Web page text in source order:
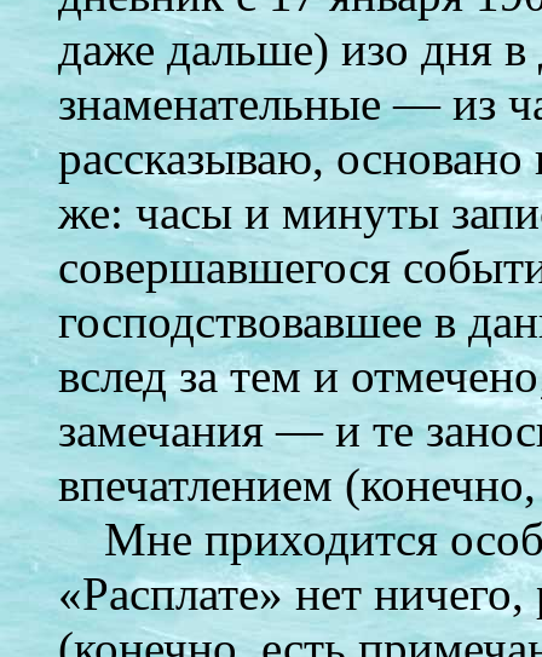
даже дальше) изо дня
знаменательные — из
рассказываю, основано
же: часы и минуты
совершавшегося
господствовавшее в
вслед за тем и
замечания — и те
впечатлением
Мне приходится
«Расплате» нет